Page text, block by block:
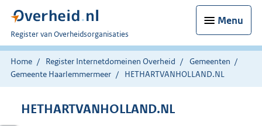
Menu
U
bent
nu
hier:
Register van Overheidsorganisaties
Home Register Internetdomeinen Overheid
Gemeenten
Gemeente Haarlemmermeer
HETHARTVANHOLLAND.NL
HETHARTVANHOLLAND.NL